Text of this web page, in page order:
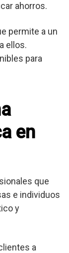
ahorros.
permite a un
ellos.
para
en
que
e individuos
y
a